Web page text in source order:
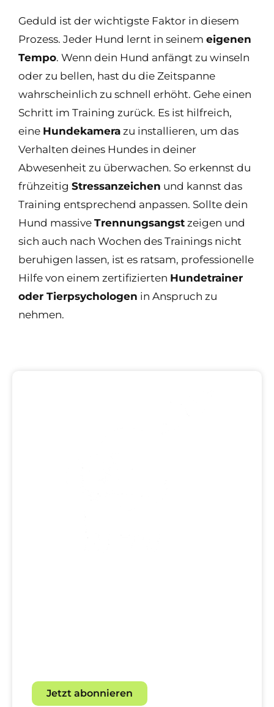
Geduld ist der wichtigste Faktor in diesem
Prozess. Jeder Hund lernt in seinem eigenen
Tempo. Wenn dein Hund anfängt zu winseln
oder zu bellen, hast du die Zeitspanne
wahrscheinlich zu schnell erhöht. Gehe einen
Schritt im Training zurück. Es ist hilfreich,
eine Hundekamera zu installieren, um das
Verhalten deines Hundes in deiner
Abwesenheit zu überwachen. So erkennst du
frühzeitig Stressanzeichen und kannst das
Training entsprechend anpassen. Sollte dein
Hund massive Trennungsangst zeigen und
sich auch nach Wochen des Trainings nicht
beruhigen lassen, ist es ratsam, professionelle
Hilfe von einem zertifizierten Hundetrainer
oder Tierpsychologen in Anspruch zu
nehmen.
Jetzt abonnieren